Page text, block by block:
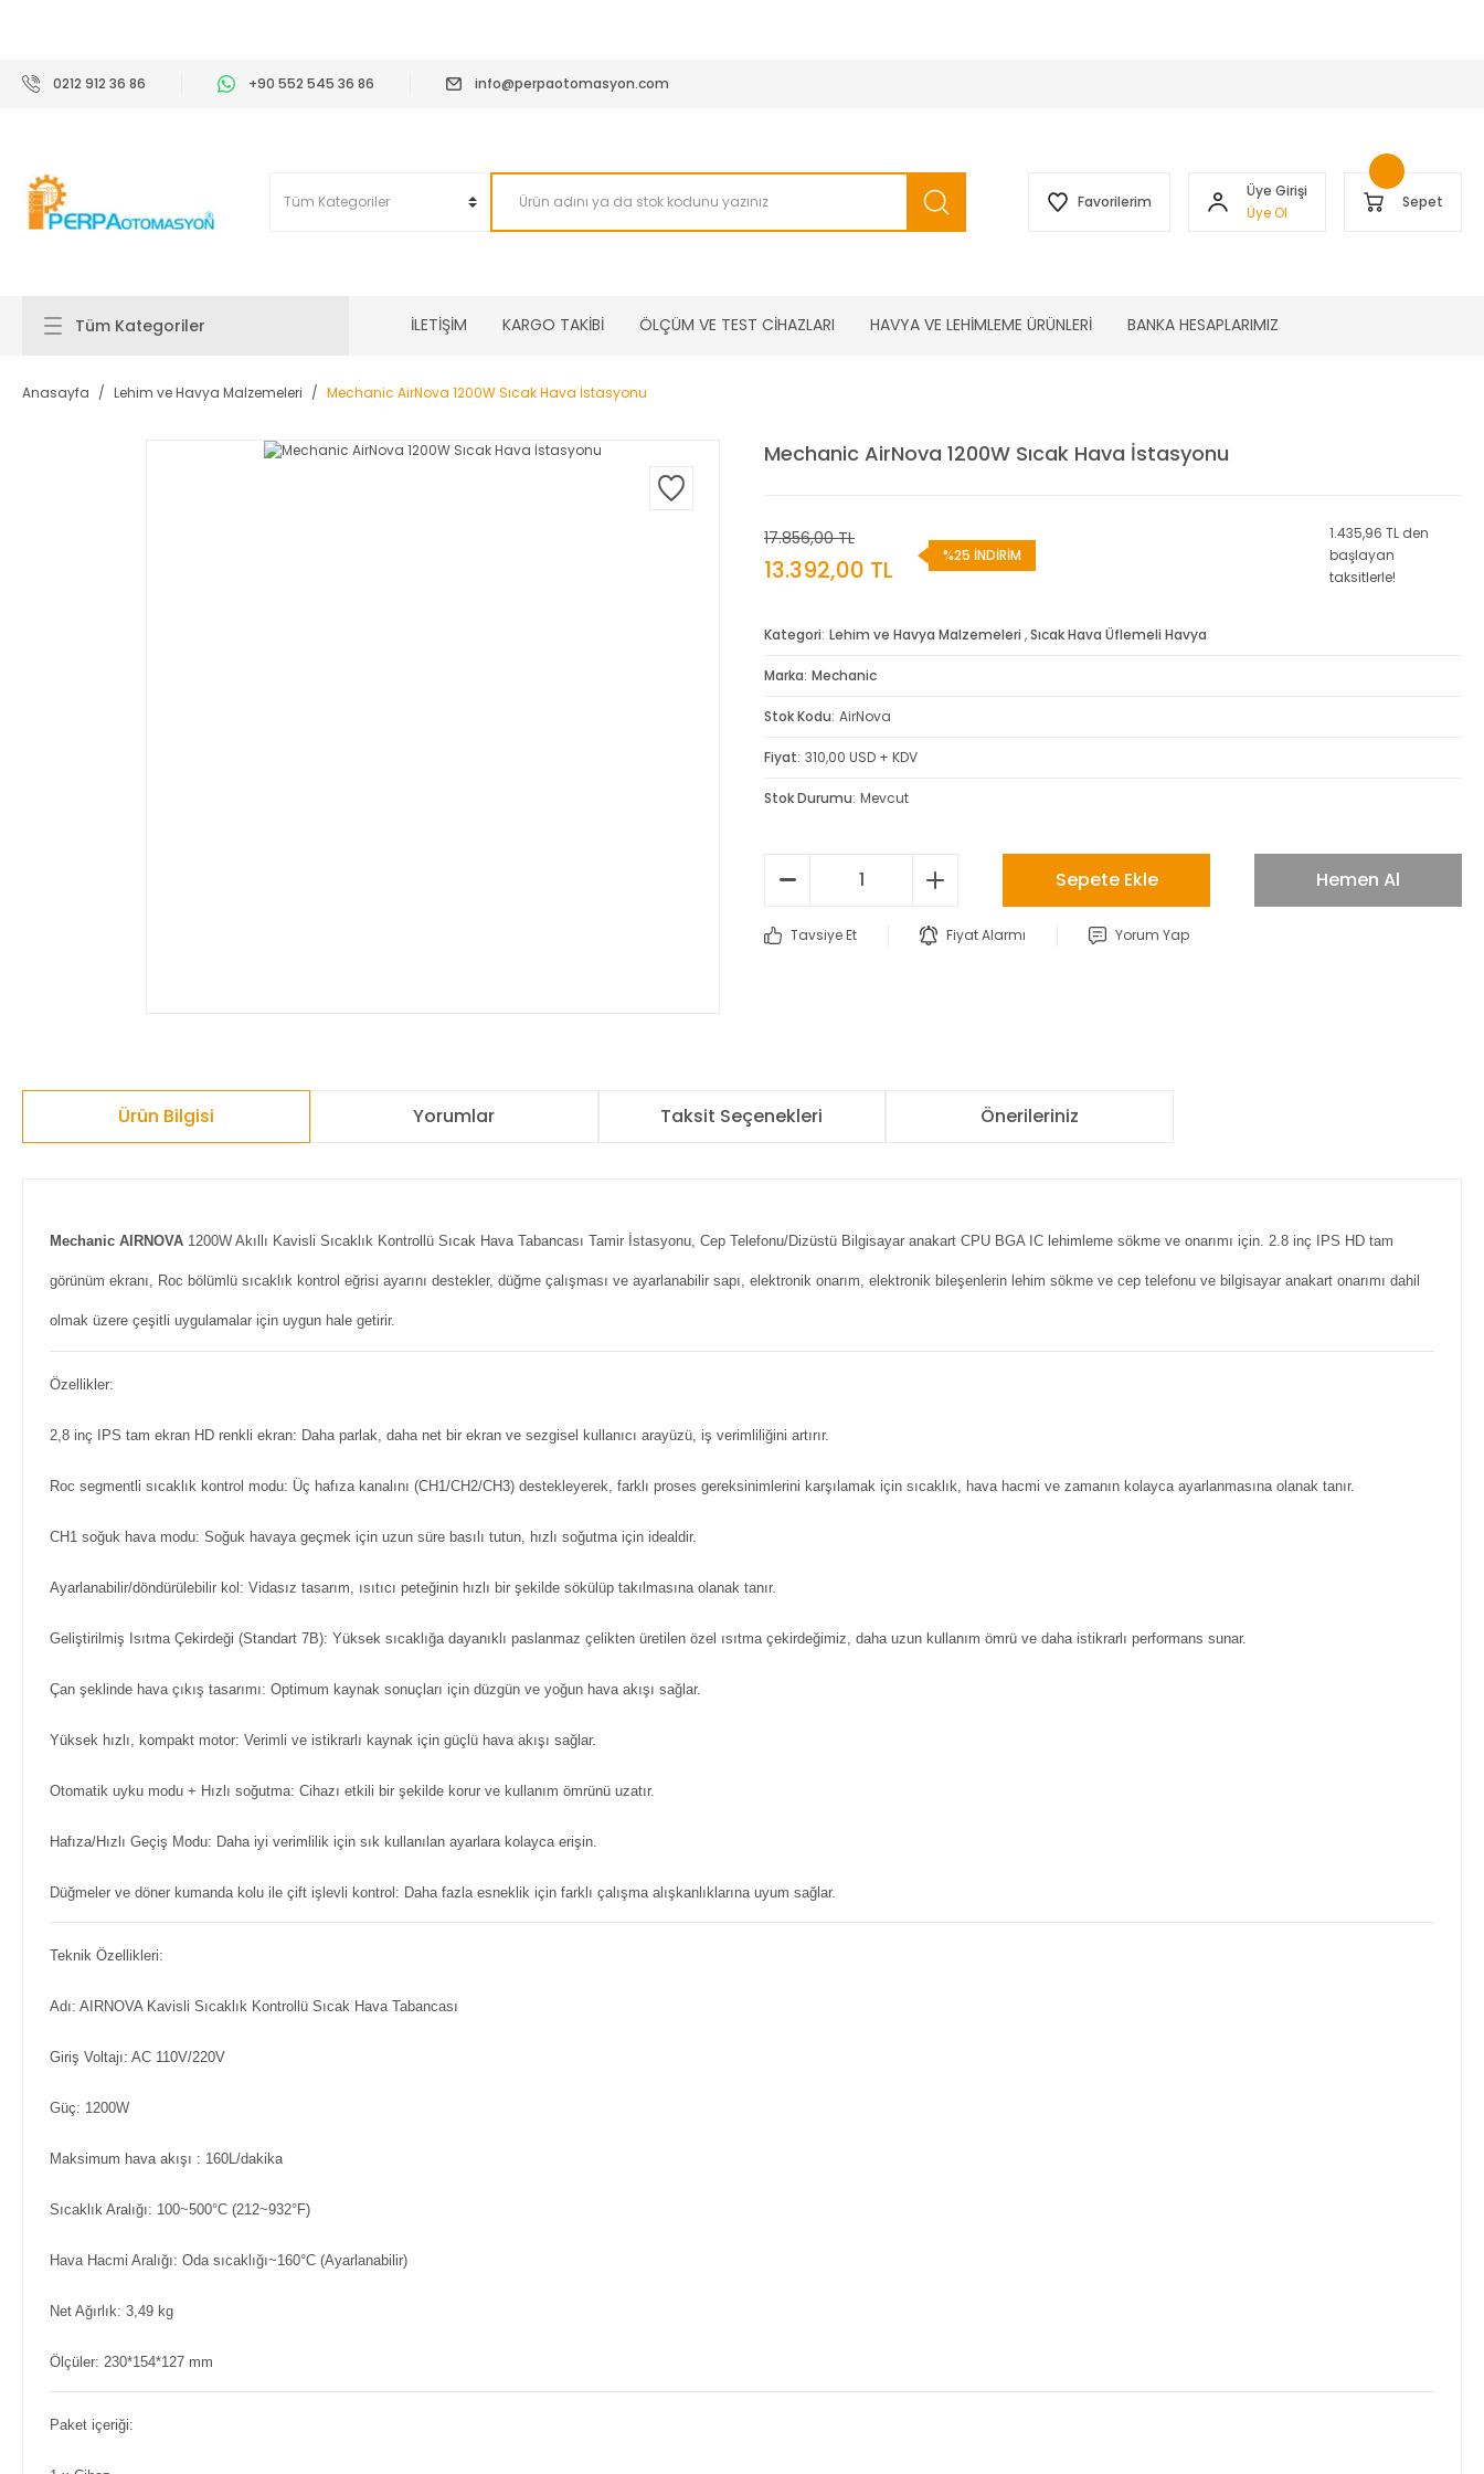
0212 912 36 86 +90 552 545 36 86 info@perpaotomasyon.com
Favorilerim
Üye Girişi
Üye Ol
Sepet
Tüm Kategoriler İLETİŞİM KARGO TAKİBİ ÖLÇÜM VE TEST CİHAZLARI HAVYA VE LEHİMLEME ÜRÜNLERİ BANKA HESAPLARIMIZ
Anasayfa Lehim ve Havya Malzemeleri Mechanic AirNova 1200W Sıcak Hava İstasyonu
Mechanic AirNova 1200W Sıcak Hava İstasyonu
17.856,00 TL
13.392,00 TL %25 İNDİRİM
1.435,96 TL den
başlayan
taksitlerle!
Kategori Lehim ve Havya Malzemeleri ,Sıcak Hava Üflemeli Havya
Marka Mechanic
Stok Kodu AirNova
Fiyat 310,00 USD + KDV
Stok Durumu Mevcut
Sepete Ekle Hemen Al
Tavsiye Et Fiyat Alarmı Yorum Yap
Ürün Bilgisi Yorumlar Taksit Seçenekleri Önerileriniz
Mechanic AIRNOVA 1200W Akıllı Kavisli Sıcaklık Kontrollü Sıcak Hava Tabancası Tamir İstasyonu, Cep Telefonu/Dizüstü Bilgisayar anakart CPU BGA IC lehimleme sökme ve onarımı için. 2.8 inç IPS HD tam
görünüm ekranı, Roc bölümlü sıcaklık kontrol eğrisi ayarını destekler, düğme çalışması ve ayarlanabilir sapı, elektronik onarım, elektronik bileşenlerin lehim sökme ve cep telefonu ve bilgisayar anakart onarımı dahil
olmak üzere çeşitli uygulamalar için uygun hale getirir.
Özellikler:
2,8 inç IPS tam ekran HD renkli ekran: Daha parlak, daha net bir ekran ve sezgisel kullanıcı arayüzü, iş verimliliğini artırır.
Roc segmentli sıcaklık kontrol modu: Üç hafıza kanalını (CH1/CH2/CH3) destekleyerek, farklı proses gereksinimlerini karşılamak için sıcaklık, hava hacmi ve zamanın kolayca ayarlanmasına olanak tanır.
CH1 soğuk hava modu: Soğuk havaya geçmek için uzun süre basılı tutun, hızlı soğutma için idealdir.
Ayarlanabilir/döndürülebilir kol: Vidasız tasarım, ısıtıcı peteğinin hızlı bir şekilde sökülüp takılmasına olanak tanır.
Geliştirilmiş Isıtma Çekirdeği (Standart 7B): Yüksek sıcaklığa dayanıklı paslanmaz çelikten üretilen özel ısıtma çekirdeğimiz, daha uzun kullanım ömrü ve daha istikrarlı performans sunar.
Çan şeklinde hava çıkış tasarımı: Optimum kaynak sonuçları için düzgün ve yoğun hava akışı sağlar.
Yüksek hızlı, kompakt motor: Verimli ve istikrarlı kaynak için güçlü hava akışı sağlar.
Otomatik uyku modu + Hızlı soğutma: Cihazı etkili bir şekilde korur ve kullanım ömrünü uzatır.
Hafıza/Hızlı Geçiş Modu: Daha iyi verimlilik için sık kullanılan ayarlara kolayca erişin.
Düğmeler ve döner kumanda kolu ile çift işlevli kontrol: Daha fazla esneklik için farklı çalışma alışkanlıklarına uyum sağlar.
Teknik Özellikleri:
Adı: AIRNOVA Kavisli Sıcaklık Kontrollü Sıcak Hava Tabancası
Giriş Voltajı: AC 110V/220V
Güç: 1200W
Maksimum hava akışı : 160L/dakika
Sıcaklık Aralığı: 100~500°C (212~932°F)
Hava Hacmi Aralığı: Oda sıcaklığı~160°C (Ayarlanabilir)
Net Ağırlık: 3,49 kg
Ölçüler: 230*154*127 mm
Paket içeriği: